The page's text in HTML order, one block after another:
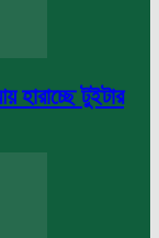
হারাচ্ছে টুইটার